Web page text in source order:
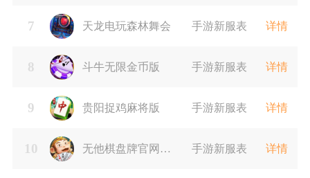
机单机版免费
7 天龙电玩森林舞会 手游新服表 详情
8 斗牛无限金币版 手游新服表 详情
9 贵阳捉鸡麻将版 手游新服表 详情
10 无他棋盘牌官网版 手游新服表 详情